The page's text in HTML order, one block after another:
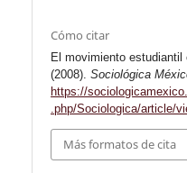
Cómo citar
El movimiento estudiantil
(2008).Sociológica
https://
.php/Sociologica/article/
Más formatos de cita